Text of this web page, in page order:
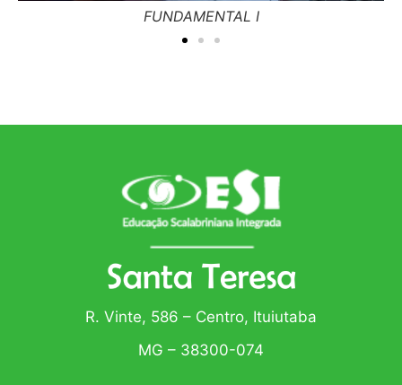
FUNDAMENTAL I
R. Vinte, 586 – Centro, Ituiutaba
MG – 38300-074